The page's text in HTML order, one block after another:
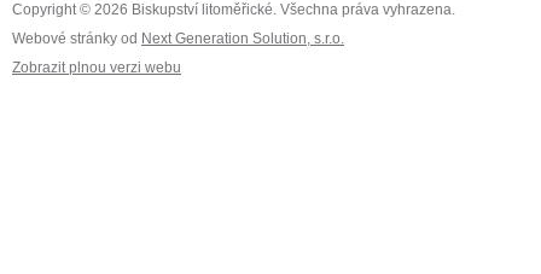
Copyright © 2026 Biskupství litoměřické. Všechna práva vyhrazena.
Webové stránky od Next Generation Solution, s.r.o.
Zobrazit plnou verzi webu